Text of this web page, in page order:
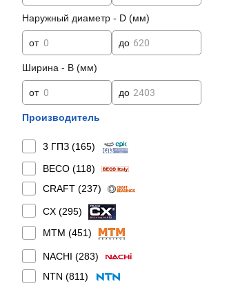
Наружный диаметр - D (мм)
от до
Ширина - B (мм)
от до
Производитель
3 ГПЗ (165)
BECO (118)
CRAFT (237)
CX (295)
MTM (451)
NACHI (283)
NTN (811)